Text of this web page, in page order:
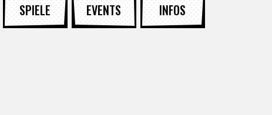
SPIELE EVENTS INFOS